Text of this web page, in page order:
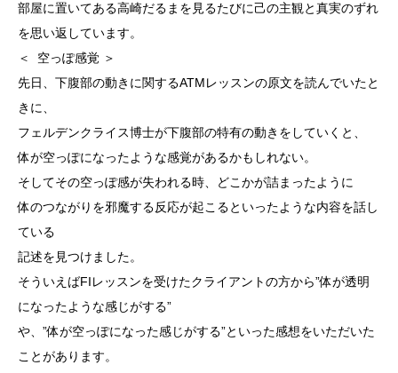
部屋に置いてある高崎だるまを見るたびに己の主観と真実のずれ
を思い返しています。
＜ 空っぽ感覚 ＞
先日、下腹部の動きに関するATMレッスンの原文を読んでいたと
きに、
フェルデンクライス博士が下腹部の特有の動きをしていくと、
体が空っぽになったような感覚があるかもしれない。
そしてその空っぽ感が失われる時、どこかが詰まったように
体のつながりを邪魔する反応が起こるといったような内容を話し
ている
記述を見つけました。
そういえばFIレッスンを受けたクライアントの方から”体が透明
になったような感じがする”
や、”体が空っぽになった感じがする”といった感想をいただいた
ことがあります。